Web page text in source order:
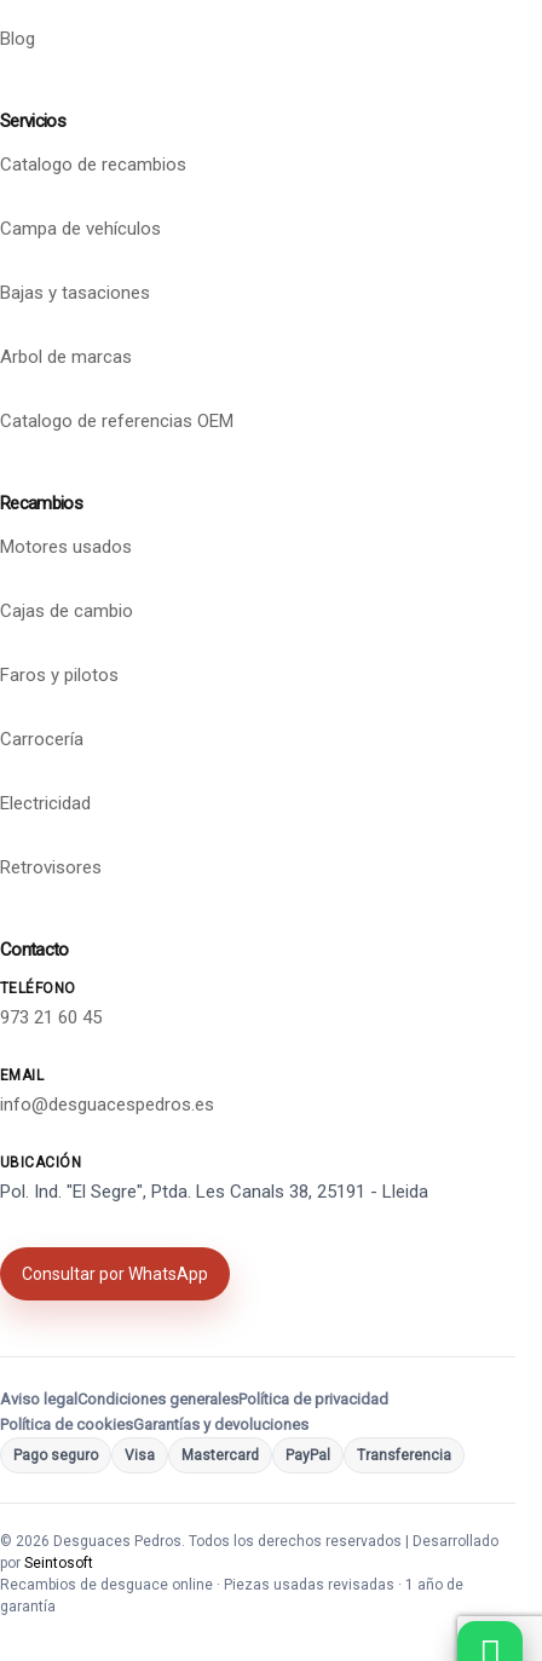
Blog
Servicios
Catalogo de recambios
Campa de vehículos
Bajas y tasaciones
Arbol de marcas
Catalogo de referencias OEM
Recambios
Motores usados
Cajas de cambio
Faros y pilotos
Carrocería
Electricidad
Retrovisores
Contacto
TELÉFONO
973 21 60 45
EMAIL
info@desguacespedros.es
UBICACIÓN
Pol. Ind. "El Segre", Ptda. Les Canals 38, 25191 - Lleida
Consultar por WhatsApp
Aviso legal Condiciones generalesPolítica de privacidad
Política de cookiesGarantías y devoluciones
Pago seguro Visa Mastercard PayPal Transferencia
© 2026 Desguaces Pedros. Todos los derechos reservados | Desarrollado
por Seintosoft
Recambios de desguace online · Piezas usadas revisadas · 1 año de
garantía